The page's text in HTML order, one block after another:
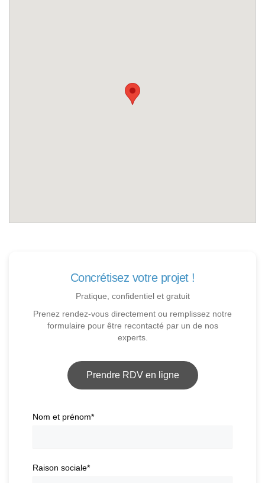
Concrétisez votre projet !
Pratique, confidentiel et gratuit
Prenez rendez-vous directement ou remplissez notre
formulaire pour être recontacté par un de nos
experts.
Prendre RDV en ligne
Nom et prénom*
Raison sociale*